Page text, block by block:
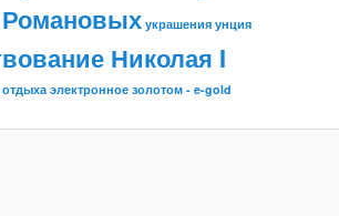
украшения унция
Николая I
отдыха электронное золотом - e-gold